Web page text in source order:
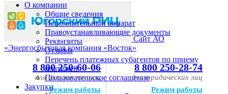
Сайт АО
«Энергосбытовая компания «Восток»
8 800 250-60-06
для физических лиц
Режим работы
8 800 250-28-74
для юридических лиц
Режим работы
О компании
Общие сведения
Исполнительный аппарат
Правоустанавливающие документы
Реквизиты
Отзывы
Перечень платежных субагентов по приему
платежей
Пользовательское соглашение
Закупки